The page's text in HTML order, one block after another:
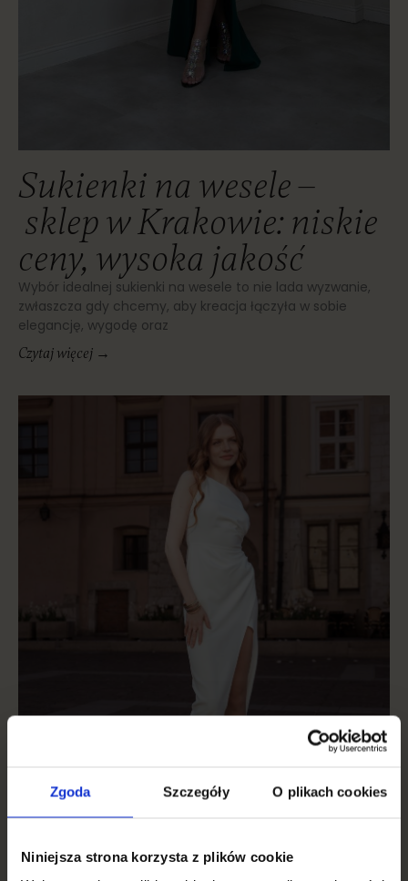
Zgoda Szczegóły O plikach cookies
Niniejsza strona korzysta z plików cookie
Sukienki na wesele –
sklep w Krakowie: niskie
ceny, wysoka jakość
Wybór idealnej sukienki na wesele to nie lada wyzwanie,
zwłaszcza gdy chcemy, aby kreacja łączyła w sobie
elegancję, wygodę oraz
Czytaj więcej →